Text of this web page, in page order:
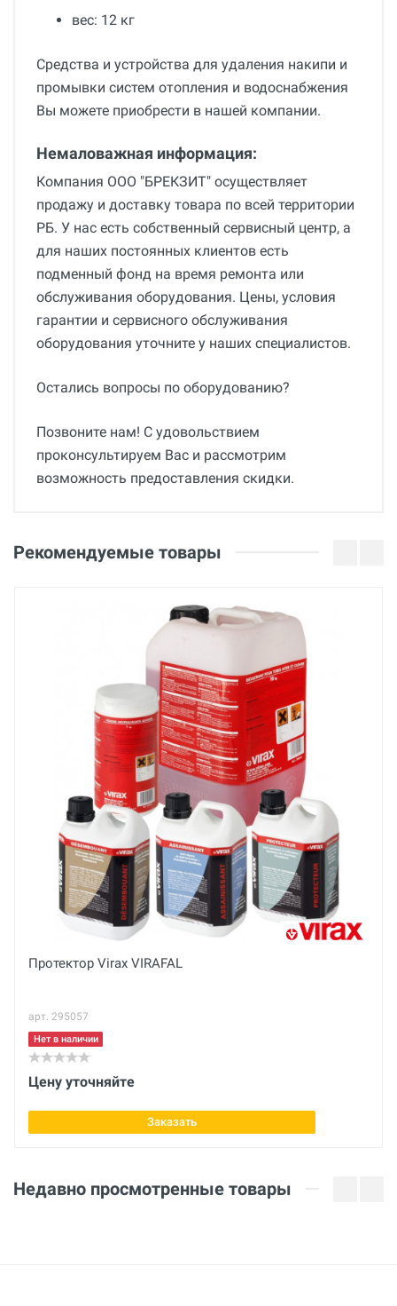
вес: 12 кг
Средства и устройства для удаления накипи и
промывки систем отопления и водоснабжения
Вы можете приобрести в нашей компании.
Немаловажная информация:
Компания ООО "БРЕКЗИТ" осуществляет
продажу и доставку товара по всей территории
РБ. У нас есть собственный сервисный центр, а
для наших постоянных клиентов есть
подменный фонд на время ремонта или
обслуживания оборудования. Цены, условия
гарантии и сервисного обслуживания
оборудования уточните у наших специалистов.
Остались вопросы по оборудованию?
Позвоните нам! С удовольствием
проконсультируем Вас и рассмотрим
возможность предоставления скидки.
36 месяцев
Страна производства
Основные
Габариты с упаковкой (ДхШхВ)
Вес нетто
Мощность ТЭНа
Напряжение
В
Вес брутто
Мощность
Давление
Оценка
Ваше сообщение
Отправить отзыв
Рекомендуемые товары
Протектор Virax VIRAFAL
арт. 295057
Нет в наличии
Цену уточняйте
Заказать
Недавно просмотренные товары